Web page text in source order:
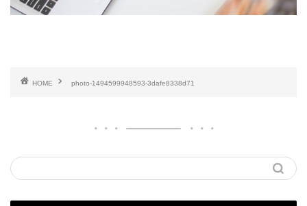
HOME photo-1494599948593-3dafe8338d71